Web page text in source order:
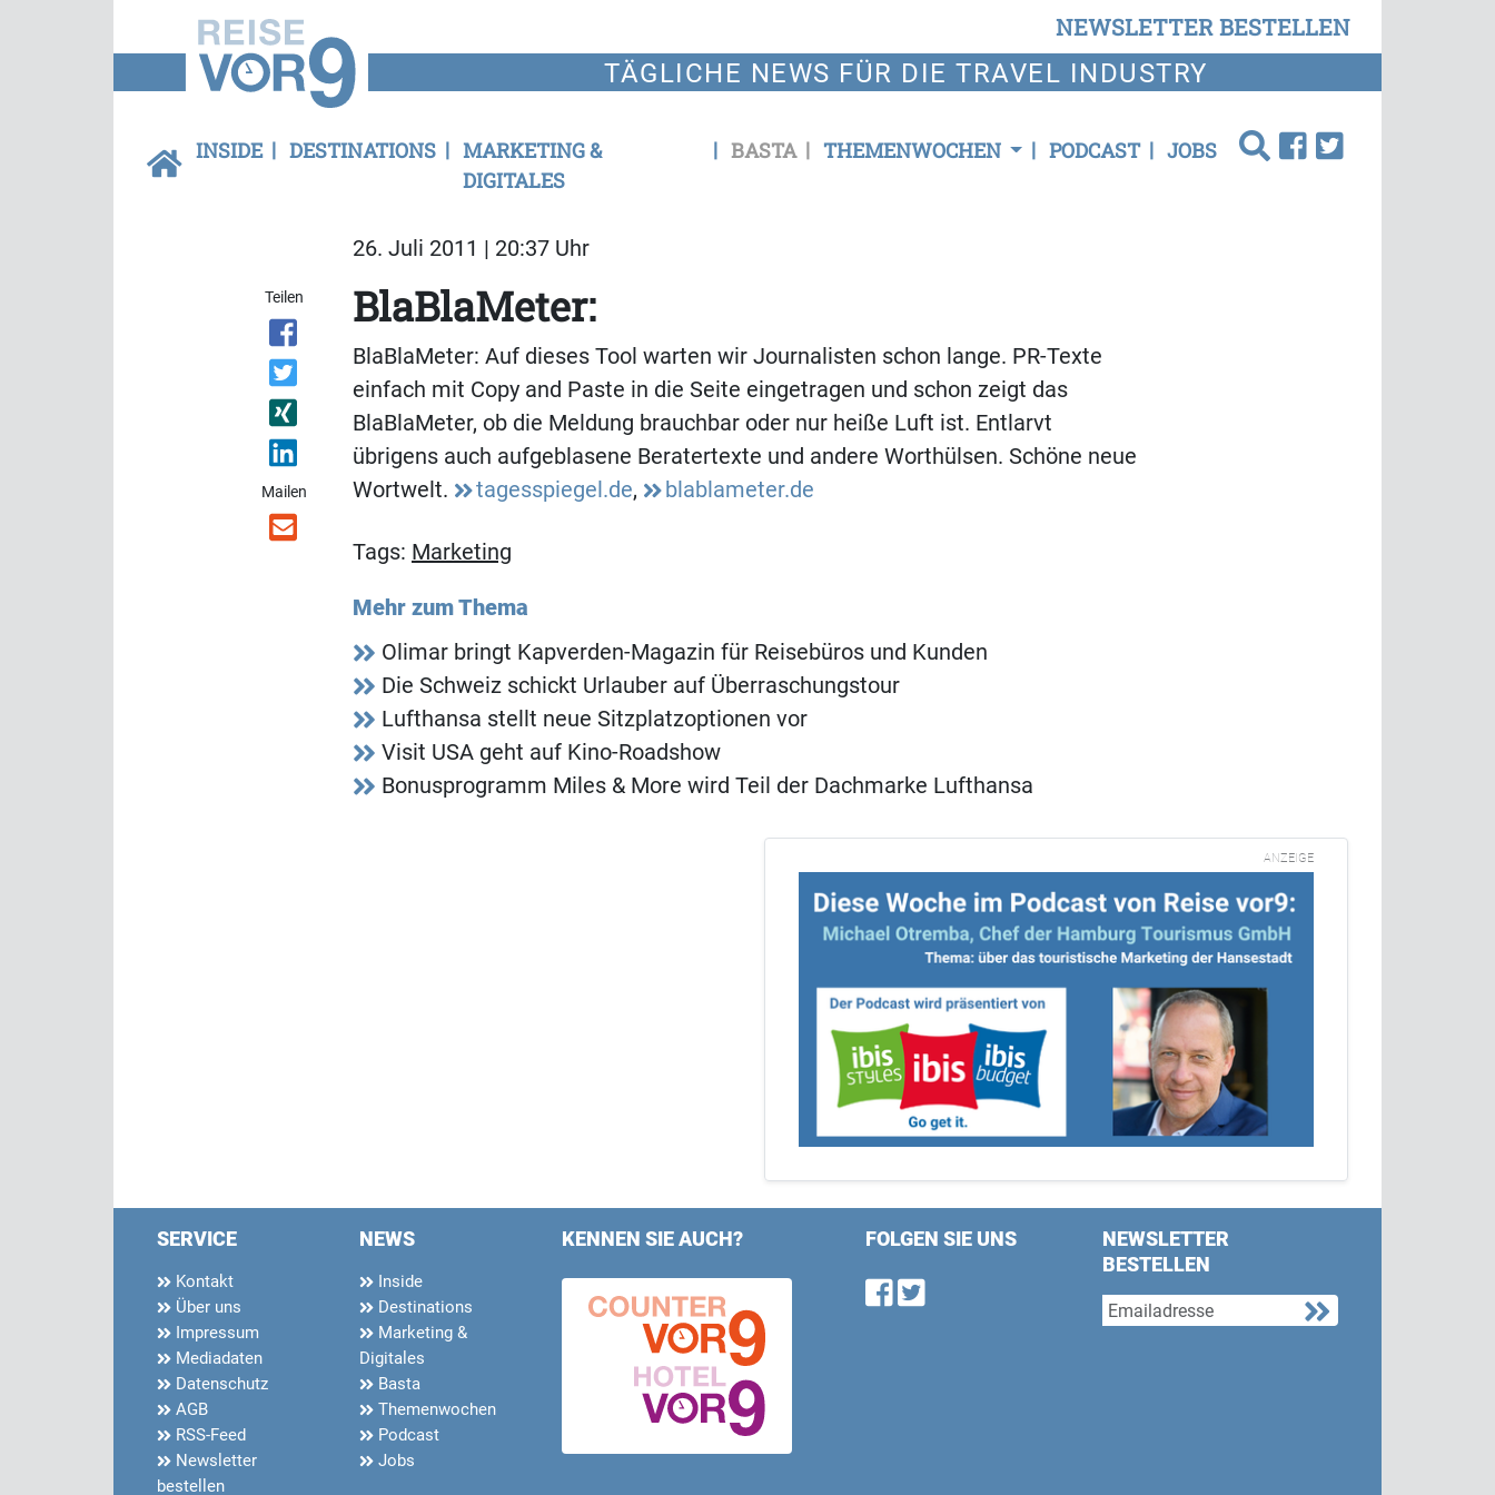
NEWSLETTER BESTELLEN
TÄGLICHE NEWS FÜR DIE TRAVEL INDUSTRY
INSIDE DESTINATIONS
MARKETING &
DIGITALES
BASTA THEMENWOCHEN PODCAST JOBS
26. Juli 2011 | 20:37 Uhr
Teilen
Mailen
BlaBlaMeter:
BlaBlaMeter: Auf dieses Tool warten wir Journalisten schon lange. PR-Texte
einfach mit Copy and Paste in die Seite eingetragen und schon zeigt das
BlaBlaMeter, ob die Meldung brauchbar oder nur heiße Luft ist. Entlarvt
übrigens auch aufgeblasene Beratertexte und andere Worthülsen. Schöne neue
Wortwelt.
tagesspiegel.de, blablameter.de
Tags: Marketing
Mehr zum Thema
Olimar bringt Kapverden-Magazin für Reisebüros und Kunden
Die Schweiz schickt Urlauber auf Überraschungstour
Lufthansa stellt neue Sitzplatzoptionen vor
Visit USA geht auf Kino-Roadshow
Bonusprogramm Miles & More wird Teil der Dachmarke Lufthansa
ANZEIGE
SERVICE
Kontakt
Über uns
Impressum
Mediadaten
Datenschutz
AGB
RSS-Feed
Newsletter
bestellen
NEWS
Inside
Destinations
Marketing &
Digitales
Basta
Themenwochen
Podcast
Jobs
KENNEN SIE AUCH? FOLGEN SIE UNS
Find us on Facebook
Follow us on Twitter
NEWSLETTER
BESTELLEN